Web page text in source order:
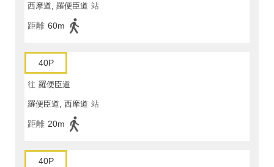
西摩道, 羅便臣道 站
距離 60m
40P
往 羅便臣道
羅便臣道, 西摩道 站
距離 20m
40P